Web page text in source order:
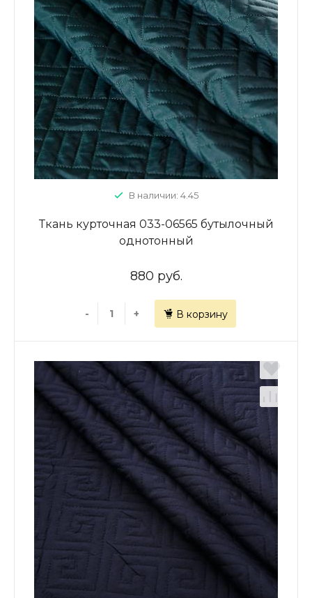
В наличии: 4.45
Ткань курточная 033-06565 бутылочный
однотонный
880 руб.
- + В корзину